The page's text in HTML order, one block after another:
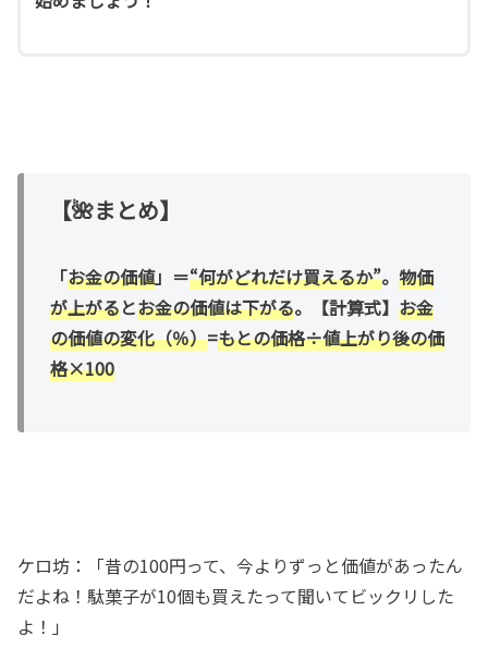
【🌺まとめ】
「お金の価値」＝“何がどれだけ買えるか”。 物価
が上がるとお金の価値は下がる。【計算式】 お金
の価値の変化（％）=もとの価格÷値上がり後の価
格×100
ケロ坊：「昔の100円って、今よりずっと価値があったん
だよね！駄菓子が10個も買えたって聞いてビックリした
よ！」